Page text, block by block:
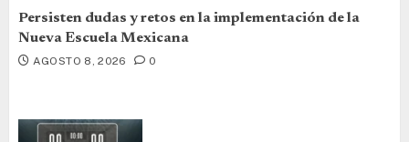
Persisten dudas y retos en la implementación de la
Nueva Escuela Mexicana
AGOSTO 8, 2026 0